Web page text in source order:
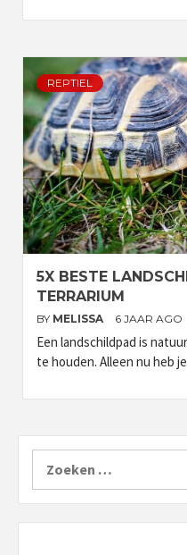
REPTIEL
5X BESTE
TERRARIUM
BY MELISSA 6 JAAR AGO
Een landschildpad is
te houden. Alleen nu heb je